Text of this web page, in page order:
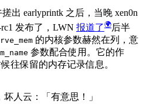
出 earlyprintk 之后，当晚 xen0n
发布了，LWN 报道了
后半
的内核参数赫然在列，意
参数配合使用。它的作
往保留的内存记录信息。
人云：「有意思！」